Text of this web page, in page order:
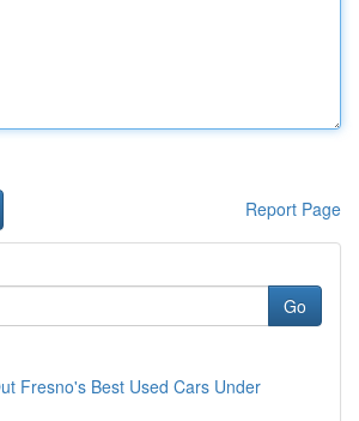
Report Page
Go
Fresno's Best Used Cars Under